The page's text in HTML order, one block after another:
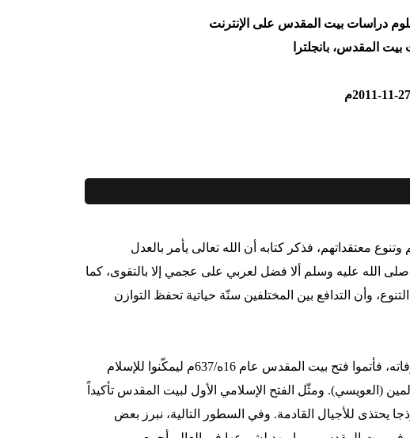
دراسات بيت المقدس على الإنترنت
المقدس، بانجلترا
معتقداتهم، فذكر كتابه أن الله تعالى يأمر بالعدل
الله عليه وسلم ألا فضل لعربي على عجمي إلا بالتقوى، كما
وأن التدافع بين المختلفين سنّة حياتية تحفظ التوازن
وأكمل صحابة الرسول صلى الله عليه وسلم مسيرته، بعد وفاته، فأتموا فتح بيت المقدس عام 16ه/637م ليمكّنوا للإسلام
(العويسي). ومثّل الفتح الإسلامي الأول لبيت المقدس تأكيداً
يحتذى للأجيال القادمة. وفي السطور التالية، نبرز بعض